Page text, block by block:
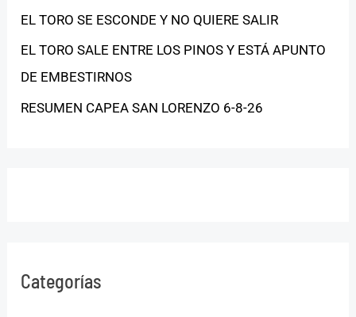
EL TORO SE ESCONDE Y NO QUIERE SALIR
EL TORO SALE ENTRE LOS PINOS Y ESTÁ APUNTO
DE EMBESTIRNOS
RESUMEN CAPEA SAN LORENZO 6-8-26
Categorías